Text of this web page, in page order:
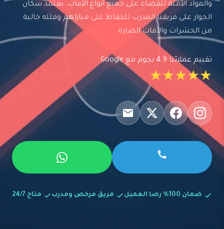
والمواد الآمنة للقضاء على جميع أنواع الآفات. يعتمد سكان
الجوار على فريقنا المدرب للحفاظ على منازلهم وفلله خالية
من الحشرات والآفات الضارة.
تقييم عملائنا 4.9 نجوم مع Google
★★★★★
ضمان 100% رضا العميل فريق مرخص ومدرب متاح 24/7